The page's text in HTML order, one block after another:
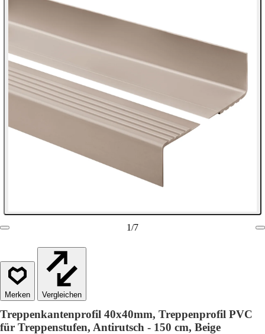
1/7
Vergleichen
Treppenkantenprofil 40x40mm, Treppenprofil PVC
für Treppenstufen, Antirutsch - 150 cm, Beige